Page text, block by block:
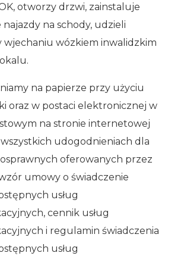
otworzy drzwi, zainstaluje
na schody, udzieli
wjechaniu wózkiem inwalidzkim
na papierze przy użyciu
oraz w postaci elektronicznej w
na stronie internetowej
udogodnieniach dla
oferowanych przez
umowy o świadczenie
usług
cennik usług
i regulamin świadczenia
usług